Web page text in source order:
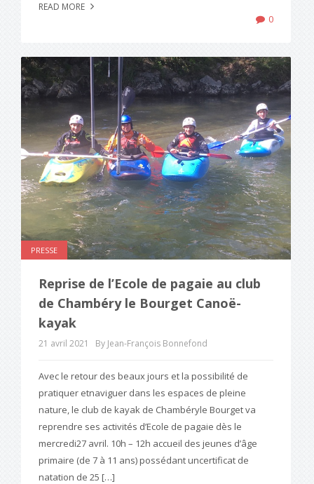
READ MORE
0
PRESSE
Reprise de l’Ecole de pagaie au club
de Chambéry le Bourget Canoë-
kayak
21 avril 2021 By Jean-François Bonnefond
Avec le retour des beaux jours et la possibilité de
pratiquer etnaviguer dans les espaces de pleine
nature, le club de kayak de Chambéryle Bourget va
reprendre ses activités d’Ecole de pagaie dès le
mercredi27 avril. 10h – 12h accueil des jeunes d’âge
primaire (de 7 à 11 ans) possédant uncertificat de
natation de 25 […]